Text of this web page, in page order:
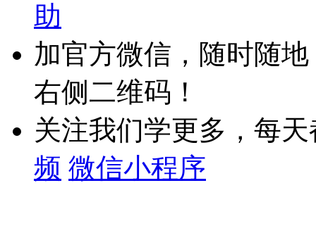
助
加官方微信，随时随
右侧二维码！
关注我们学更多，每
频 微信小程序